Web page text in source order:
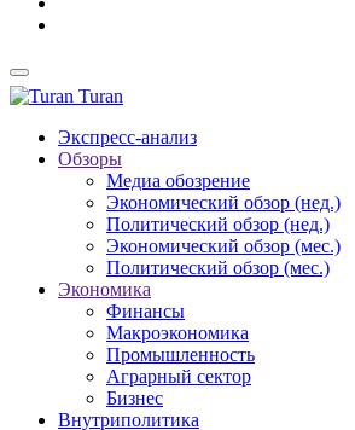
Turan
Экспресс-анализ
Обзоры
Медиа обозрение
Экономический обзор (нед.)
Политический обзор (нед.)
Экономический обзор (мес.)
Политический обзор (мес.)
Экономика
Финансы
Макроэкономика
Промышленность
Аграрный сектор
Бизнес
Внутриполитика